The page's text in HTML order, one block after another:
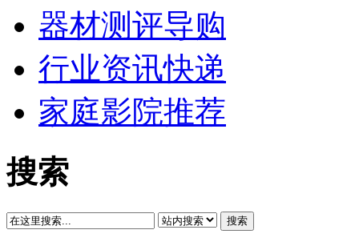
器材测评导购
行业资讯快递
家庭影院推荐
搜索
搜索